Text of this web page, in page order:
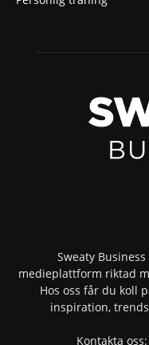
Sweaty
medieplattform riktad
Hos oss får du koll
inspiration,
Kontakta oss: